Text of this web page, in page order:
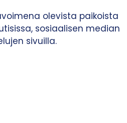
olevista paikoista
sosiaalisen median
sivuilla.